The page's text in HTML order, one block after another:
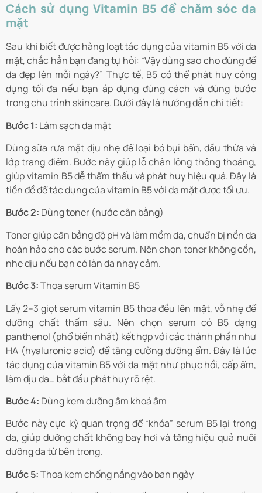
Cách sử dụng Vitamin B5 để chăm sóc da
mặt
Sau khi biết được hàng loạt tác dụng của vitamin B5 với da
mặt, chắc hẳn bạn đang tự hỏi: “Vậy dùng sao cho đúng để
da đẹp lên mỗi ngày?” Thực tế, B5 có thể phát huy công
dụng tối đa nếu bạn áp dụng đúng cách và đúng bước
trong chu trình skincare. Dưới đây là hướng dẫn chi tiết:
Bước 1: Làm sạch da mặt
Dùng sữa rửa mặt dịu nhẹ để loại bỏ bụi bẩn, dầu thừa và
lớp trang điểm. Bước này giúp lỗ chân lông thông thoáng,
giúp vitamin B5 dễ thẩm thấu và phát huy hiệu quả. Đây là
tiền đề để tác dụng của vitamin B5 với da mặt được tối ưu.
Bước 2: Dùng toner (nước cân bằng)
Toner giúp cân bằng độ pH và làm mềm da, chuẩn bị nền da
hoàn hảo cho các bước serum. Nên chọn toner không cồn,
nhẹ dịu nếu bạn có làn da nhạy cảm.
Bước 3:Thoa serum Vitamin B5
Lấy 2–3 giọt serum vitamin B5 thoa đều lên mặt, vỗ nhẹ để
dưỡng chất thấm sâu. Nên chọn serum có B5 dạng
panthenol (phổ biến nhất) kết hợp với các thành phần như
HA (hyaluronic acid) để tăng cường dưỡng ẩm. Đây là lúc
tác dụng của vitamin B5 với da mặt như phục hồi, cấp ẩm,
làm dịu da… bắt đầu phát huy rõ rệt.
Bước 4: Dùng kem dưỡng ẩm khoá ẩm
Bước này cực kỳ quan trọng để “khóa” serum B5 lại trong
da, giúp dưỡng chất không bay hơi và tăng hiệu quả nuôi
dưỡng da từ bên trong.
Bước 5:Thoa kem chống nắng vào ban ngày